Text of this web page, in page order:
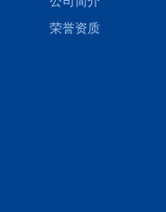
荣誉资质